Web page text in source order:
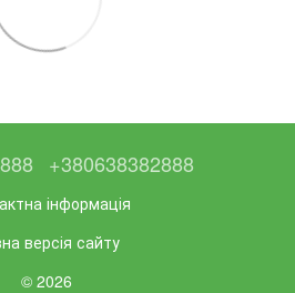
+380638382888
інформація
версія сайту
© 2026